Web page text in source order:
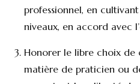
professionnel, en
niveaux, en accord avec
Honorer le libre choix de
matière de praticien ou